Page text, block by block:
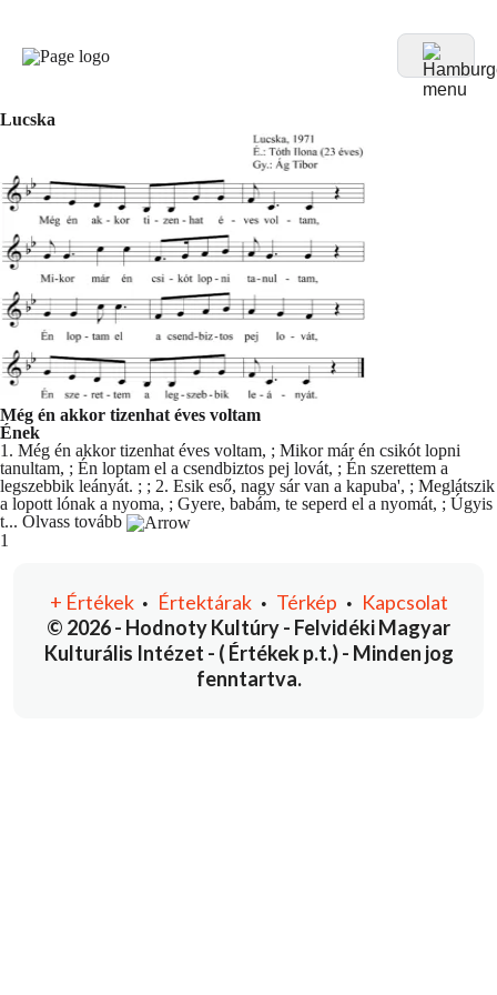
Lucska
Még én akkor tizenhat éves voltam
Ének
1. Még én akkor tizenhat éves voltam, ; Mikor már én csikót lopni
tanultam, ; Én loptam el a csendbiztos pej lovát, ; Én szerettem a
legszebbik leányát. ; ; 2. Esik eső, nagy sár van a kapuba', ; Meglátszik
a lopott lónak a nyoma, ; Gyere, babám, te seperd el a nyomát, ; Úgyis
t... Olvass tovább
You're currently reading page
1
© 2026 - Hodnoty Kultúry - Felvidéki Magyar
Kulturális Intézet - ( Értékek p.t.) - Minden jog
fenntartva.
+ Értékek • Értektárak• Térkép • Kapcsolat